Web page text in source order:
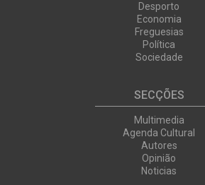
Desporto
Economia
Freguesias
Política
Sociedade
SECÇÕES
Multimedia
Agenda Cultural
Autores
Opinião
Noticias